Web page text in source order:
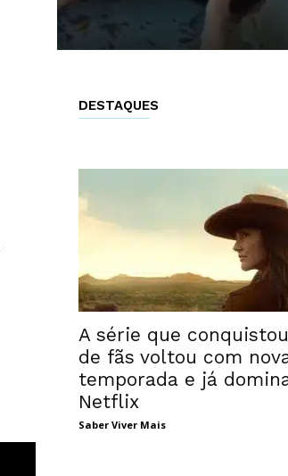
DESTAQUES
A série que
de fãs voltou com
temporada e já
Netflix
Saber Viver Mais